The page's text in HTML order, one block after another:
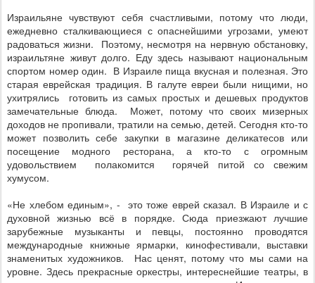
Израильяне чувствуют себя счастливыми, потому что люди,
ежедневно сталкивающиеся с опаснейшими угрозами, умеют
радоваться жизни. Поэтому, несмотря на нервную обстановку,
израильтяне живут долго. Еду здесь называют национальным
спортом номер один. В Израиле пища вкусная и полезная. Это
старая еврейская традиция. В галуте евреи были нищими, но
ухитрялись
готовить из самых простых и дешевых продуктов
замечательные блюда.
Может, потому что своих мизерных
доходов не пропивали, тратили на семью, детей. Сегодня кто-то
может позволить себе закупки в магазине деликатесов или
посещение модного ресторана, а кто-то с огромным
удовольствием
полакомится
горячей питой со свежим
хумусом.
«Не хлебом единым», - это тоже еврей сказал. В Израиле и с
духовной жизнью всё в порядке. Сюда приезжают лучшие
зарубежные музыканты и певцы, постоянно проводятся
международные книжные ярмарки, кинофестивали, выставки
знаменитых художников.
Нас ценят, потому что мы сами на
уровне. Здесь прекрасные оркестры, интереснейшие театры, в